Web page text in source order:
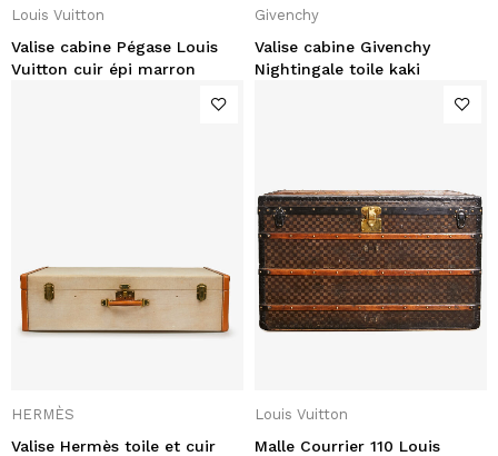
Louis Vuitton
Valise cabine Pégase Louis
Vuitton cuir épi marron
Givenchy
Valise cabine Givenchy
Nightingale toile kaki
HERMÈS
Valise Hermès toile et cuir
Louis Vuitton
Malle Courrier 110 Louis